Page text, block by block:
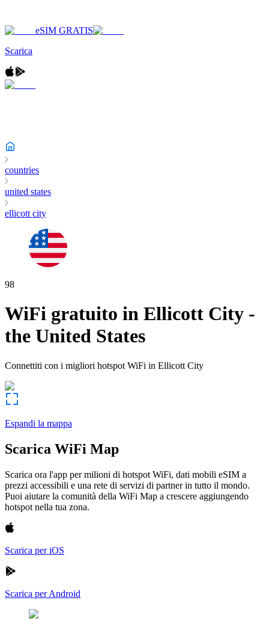
eSIM GRATIS
Scarica
countries
united states
ellicott city
98
WiFi gratuito in Ellicott City -
the United States
Connettiti con i migliori hotspot WiFi in Ellicott City
Espandi la mappa
Scarica WiFi Map
Scarica ora l'app per milioni di hotspot WiFi, dati mobili eSIM a
prezzi accessibili e una rete di servizi di partner in tutto il mondo.
Puoi aiutare la comunità della WiFi Map a crescere aggiungendo
hotspot nella tua zona.
Scarica per iOS
Scarica per Android